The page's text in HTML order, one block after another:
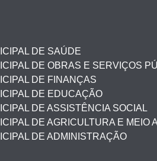
DE SAÚDE
DE OBRAS E SERVIÇOS
DE FINANÇAS
DE EDUCAÇÃO
DE ASSISTÊNCIA SOCIAL
DE AGRICULTURA E MEIO
DE ADMINISTRAÇÃO